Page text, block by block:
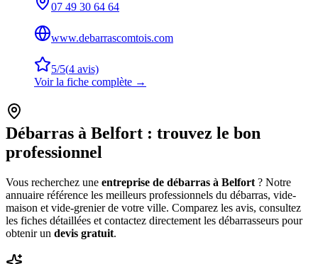
07 49 30 64 64
www.debarrascomtois.com
5/5(4 avis)
Voir la fiche complète →
Débarras à Belfort : trouvez le bon
professionnel
Vous recherchez une entreprise de débarras à Belfort ? Notre
annuaire référence les meilleurs professionnels du débarras, vide-
maison et vide-grenier de votre ville. Comparez les avis, consultez
les fiches détaillées et contactez directement les débarrasseurs pour
obtenir un devis gratuit.